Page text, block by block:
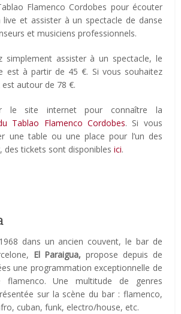
Flamenco Cordobes pour écouter
et assister à un spectacle de danse
et musiciens professionnels.
simplement assister à un spectacle, le
est à partir de 45 €. Si vous souhaitez
autour de 78 €.
le site internet pour connaître la
Tablao Flamenco Cordobes. Si vous
une table ou une place pour l’un des
des tickets sont disponibles ici.
dans un ancien couvent, le bar de
El Paraigua, propose depuis de
une programmation exceptionnelle de
flamenco. Une multitude de genres
sur la scène du bar : flamenco,
cuban, funk, electro/house, etc.